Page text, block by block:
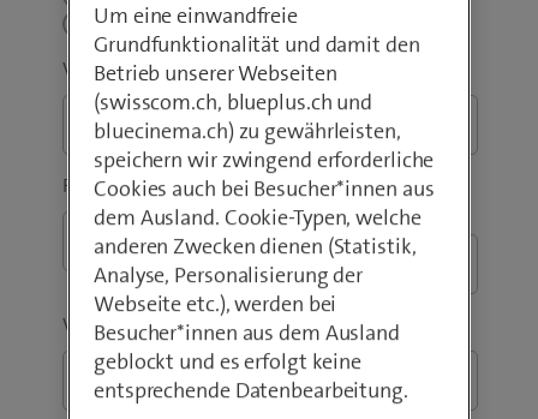
Nein
Vorname* Nachname
Firma / Institution*
Geschäftliche E-Mail-
Adresse*
Vorwahl* Telefon geschäftlich
Um eine einwandfreie
Grundfunktionalität und damit den
Betrieb unserer Webseiten
(swisscom.ch, blueplus.ch und
bluecinema.ch) zu gewährleisten,
speichern wir zwingend erforderliche
Cookies auch bei Besucher*innen aus
dem Ausland. Cookie-Typen, welche
anderen Zwecken dienen (Statistik,
Analyse, Personalisierung der
Webseite etc.), werden bei
Besucher*innen aus dem Ausland
geblockt und es erfolgt keine
entsprechende Datenbearbeitung.